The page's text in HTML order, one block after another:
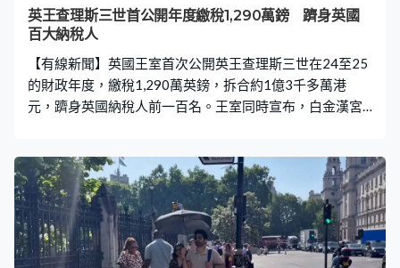
英王查理斯三世首公開年度繳稅1,290萬鎊 躋身英國
百大納稅人
【有線新聞】英國王室首次公開英王查理斯三世在24至25
的財政年度，繳稅1,290萬英鎊，拆合約1億3千多萬港
元，躋身英國納稅人前一百名。王室同時宣布，白金漢宮
利沙伯二世自93年開始自願繳稅的傳統。今年更首次公開
24至25年財政年度繳稅的金額，是1,290萬英鎊，拆合約1
億3千多萬港元。而他自22年9月登基以來，已繳納逾3千
萬鎊稅款，拆合約港元3億1千萬。至於25至26年的稅款仍
在審計，預計明年公布。 相關稅款收入主要來自桑德靈厄